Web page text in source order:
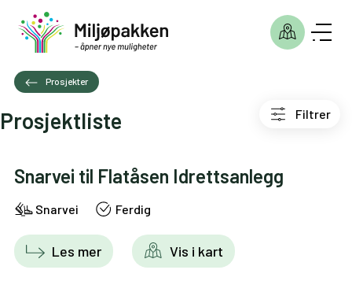
Prosjekter
Prosjektliste Filtrer
Snarvei til Flatåsen Idrettsanlegg
Snarvei Ferdig
Les mer Vis i kart